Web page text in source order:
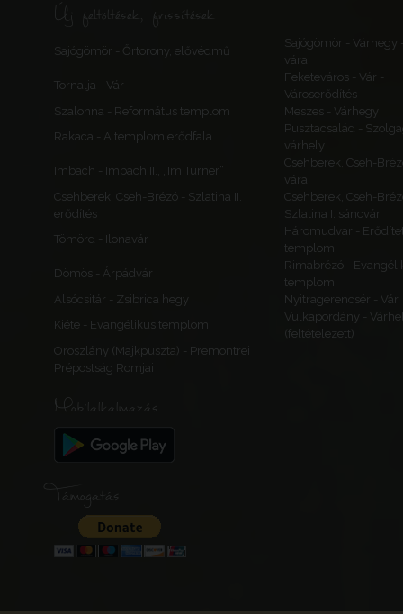
Új feltöltések, frissítések
Sajógömör - Őrtorony, elővédmű
Sajógömör - Várhegy
vára
Tornalja - Vár
Feketeváros - Vár -
Városerődítés
Szalonna - Református templom
Meszes - Várhegy
Rakaca - A templom erődfala
Pusztacsalád -
várhely
Imbach - Imbach II., „Im Turner”
Csehberek, Cseh-
vára
Csehberek, Cseh-Brézó - Szlatina II.
erődítés
Csehberek, Cseh-
Szlatina I. sáncvár
Tömörd - Ilonavár
Háromudvar -
templom
Dömös - Árpádvár
Rimabrézó -
templom
Alsócsitár - Zsibrica hegy
Nyitragerencsér - Vár
Kiéte - Evangélikus templom
Vulkapordány -
(feltételezett)
Oroszlány (Majkpuszta) - Premontrei
Prépostság Romjai
Mobilalkalmazás
Támogatás